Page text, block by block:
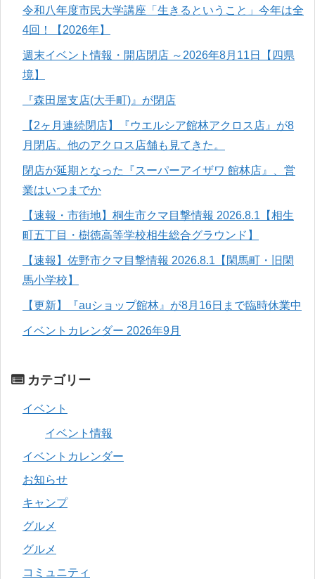
令和八年度市民大学講座「生きるということ」今年は全
4回！【2026年】
週末イベント情報・開店閉店 ～2026年8月11日【四県
境】
『森田屋支店(大手町)』が閉店
【2ヶ月連続閉店】『ウエルシア館林アクロス店』が8
月閉店。他のアクロス店舗も見てきた。
閉店が延期となった『スーパーアイザワ 館林店』、営
業はいつまでか
【速報・市街地】桐生市クマ目撃情報 2026.8.1【相生
町五丁目・樹徳高等学校相生総合グラウンド】
【速報】佐野市クマ目撃情報 2026.8.1【閑馬町・旧閑
馬小学校】
【更新】『auショップ館林』が8月16日まで臨時休業中
イベントカレンダー 2026年9月
カテゴリー
イベント
イベント情報
イベントカレンダー
お知らせ
キャンプ
グルメ
グルメ
コミュニティ